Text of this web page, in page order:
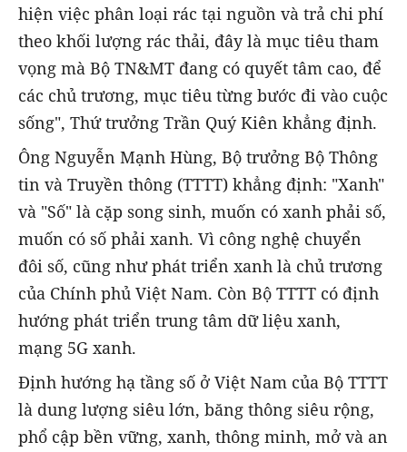
hiện việc phân loại rác tại nguồn và trả chi phí
theo khối lượng rác thải, đây là mục tiêu tham
vọng mà Bộ TN&MT đang có quyết tâm cao, để
các chủ trương, mục tiêu từng bước đi vào cuộc
sống", Thứ trưởng Trần Quý Kiên khẳng định.
Ông Nguyễn Mạnh Hùng, Bộ trưởng Bộ Thông
tin và Truyền thông (TTTT) khẳng định: "Xanh"
và "Số" là cặp song sinh, muốn có xanh phải số,
muốn có số phải xanh. Vì công nghệ chuyển
đôi số, cũng như phát triển xanh là chủ trương
của Chính phủ Việt Nam. Còn Bộ TTTT có định
hướng phát triển trung tâm dữ liệu xanh,
mạng 5G xanh.
Định hướng hạ tầng số ở Việt Nam của Bộ TTTT
là dung lượng siêu lớn, băng thông siêu rộng,
phổ cập bền vững, xanh, thông minh, mở và an